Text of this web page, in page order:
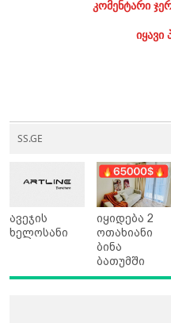
კომენტარი
იყავი
SS.GE
ავეჯის
ხელოსანი
იყიდება 2
ოთახიანი
ბინა
ბათუმში